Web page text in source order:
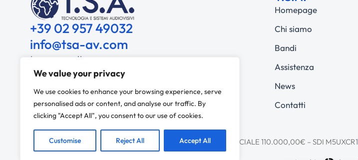
We value your privacy
We use cookies to enhance your browsing experience, serve
personalised ads or content, and analyse our traffic. By
clicking "Accept All", you consent to our use of cookies.
Customise Reject All Accept All
+39 02 957 49032
info@tsa-av.com
tsa-av@pec.it
Via delle industrie, 71/A
20864 – Agrate Brianza (MB)
Contatti
Homepage
Chi siamo
Bandi
Assistenza
News
Contatti
© 2025 T.S.A Srl – PI 05492010961 – REA MI-1826680 – CAP. SOCIALE 110.000,00€ – SDI M5UXCR1